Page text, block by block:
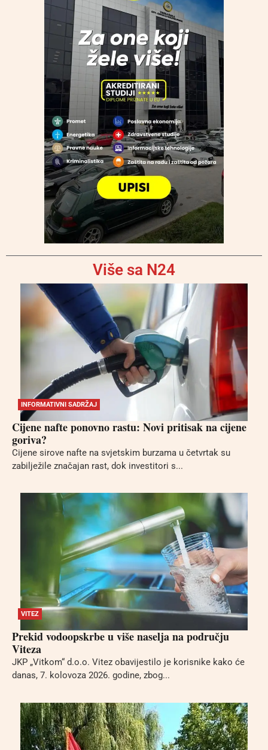
Više sa N24
INFORMATIVNI SADRŽAJ
Cijene nafte ponovno rastu: Novi pritisak na cijene
goriva?
Cijene sirove nafte na svjetskim burzama u četvrtak su
zabilježile značajan rast, dok investitori s...
VITEZ
Prekid vodoopskrbe u više naselja na području
Viteza
JKP „Vitkom“ d.o.o. Vitez obavijestilo je korisnike kako će
danas, 7. kolovoza 2026. godine, zbog...